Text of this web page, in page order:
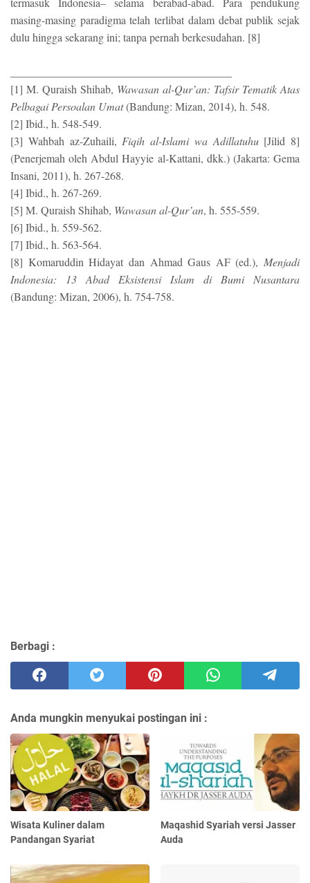
masing-masing paradigma telah terlibat dalam debat publik sejak
dulu hingga sekarang ini; tanpa pernah berkesudahan. [8]
[1] M. Quraish Shihab, Wawasan al-Qur’an: Tafsir Tematik Atas
Pelbagai Persoalan Umat(Bandung: Mizan, 2014), h. 548.
[2] Ibid., h. 548-549.
[3] Wahbah az-Zuhaili, Fiqih al-Islami wa Adillatuhu[Jilid 8]
(Penerjemah oleh Abdul Hayyie al-Kattani, dkk.) (Jakarta: Gema
Insani, 2011), h. 267-268.
[4] Ibid., h. 267-269.
[5] M. Quraish Shihab, Wawasan al-Qur’an, h. 555-559.
[6] Ibid., h. 559-562.
[7] Ibid., h. 563-564.
[8] Komaruddin Hidayat dan Ahmad Gaus AF (ed.), Menjadi
Indonesia: 13 Abad Eksistensi Islam di Bumi Nusantara
(Bandung: Mizan, 2006), h. 754-758.
Berbagi :
Anda mungkin menyukai postingan ini :
Wisata Kuliner dalam
Pandangan Syariat
Maqashid Syariah versi Jasser
Auda